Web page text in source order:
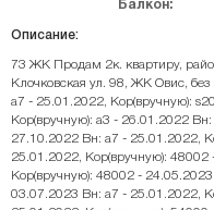
Балкон:
Описание:
73 ЖК Продам 2к. квартиру,
Клочковская ул. 98, ЖК Овис,
a7 - 25.01.2022, Кор(вручную):
Кор(вручную): a3 - 26.01.2022
27.10.2022 Вн: a7 - 25.01.2022,
25.01.2022, Кор(вручную):
Кор(вручную): 48002 -
03.07.2023 Вн: a7 - 25.01.2022,